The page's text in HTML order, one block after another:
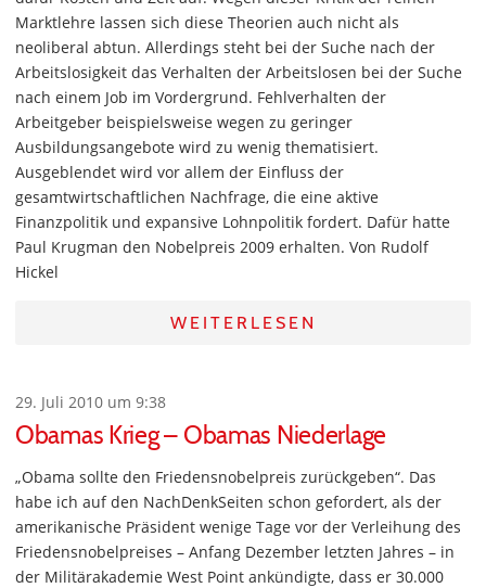
Marktlehre lassen sich diese Theorien auch nicht als
neoliberal abtun. Allerdings steht bei der Suche nach der
Arbeitslosigkeit das Verhalten der Arbeitslosen bei der Suche
nach einem Job im Vordergrund. Fehlverhalten der
Arbeitgeber beispielsweise wegen zu geringer
Ausbildungsangebote wird zu wenig thematisiert.
Ausgeblendet wird vor allem der Einfluss der
gesamtwirtschaftlichen Nachfrage, die eine aktive
Finanzpolitik und expansive Lohnpolitik fordert. Dafür hatte
Paul Krugman den Nobelpreis 2009 erhalten. Von Rudolf
Hickel
WEITERLESEN
29. Juli 2010 um 9:38
Obamas Krieg – Obamas Niederlage
„Obama sollte den Friedensnobelpreis zurückgeben“. Das
habe ich auf den NachDenkSeiten schon gefordert, als der
amerikanische Präsident wenige Tage vor der Verleihung des
Friedensnobelpreises – Anfang Dezember letzten Jahres – in
der Militärakademie West Point ankündigte, dass er 30.000